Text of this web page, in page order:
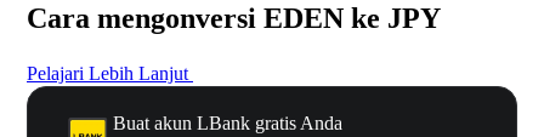
Cara mengonversi EDEN ke JPY
Pelajari Lebih Lanjut
Buat akun LBank gratis Anda